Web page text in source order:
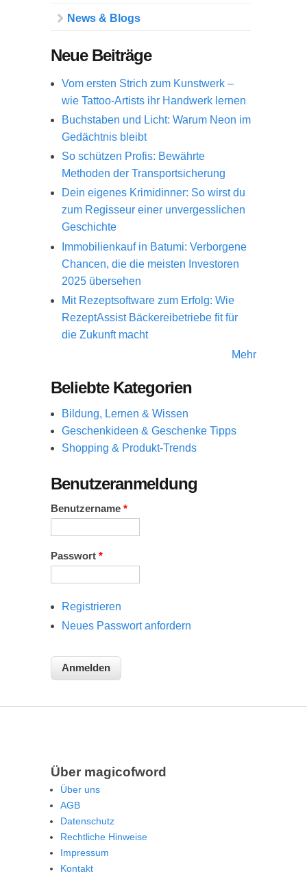
News & Blogs
Neue Beiträge
Vom ersten Strich zum Kunstwerk –
wie Tattoo-Artists ihr Handwerk lernen
Buchstaben und Licht: Warum Neon im
Gedächtnis bleibt
So schützen Profis: Bewährte
Methoden der Transportsicherung
Dein eigenes Krimidinner: So wirst du
zum Regisseur einer unvergesslichen
Geschichte
Immobilienkauf in Batumi: Verborgene
Chancen, die die meisten Investoren
2025 übersehen
Mit Rezeptsoftware zum Erfolg: Wie
RezeptAssist Bäckereibetriebe fit für
die Zukunft macht
Mehr
Beliebte Kategorien
Bildung, Lernen & Wissen
Geschenkideen & Geschenke Tipps
Shopping & Produkt-Trends
Benutzeranmeldung
Benutzername *
Passwort *
Registrieren
Neues Passwort anfordern
Über magicofword
Über uns
AGB
Datenschutz
Rechtliche Hinweise
Impressum
Kontakt